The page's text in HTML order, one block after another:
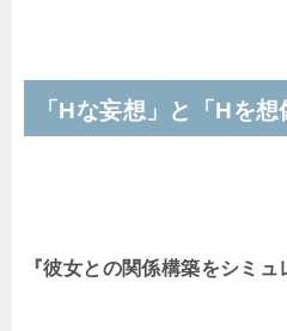
「Hな妄想」と「Hを
『彼女との関係構築をシミュ